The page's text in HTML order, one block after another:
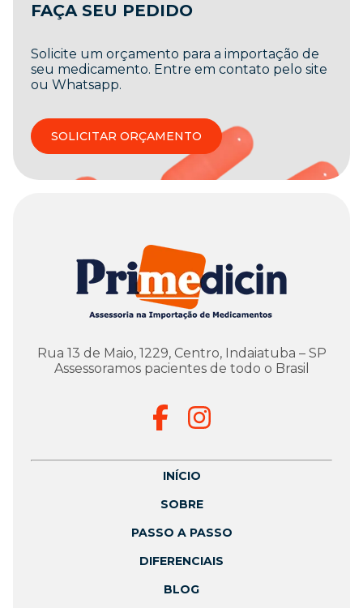
FAÇA SEU PEDIDO
Solicite um orçamento para a importação de
seu medicamento. Entre em contato pelo site
ou Whatsapp.
SOLICITAR ORÇAMENTO
Rua 13 de Maio, 1229, Centro, Indaiatuba – SP
Assessoramos pacientes de todo o Brasil
INÍCIO
SOBRE
PASSO A PASSO
DIFERENCIAIS
BLOG